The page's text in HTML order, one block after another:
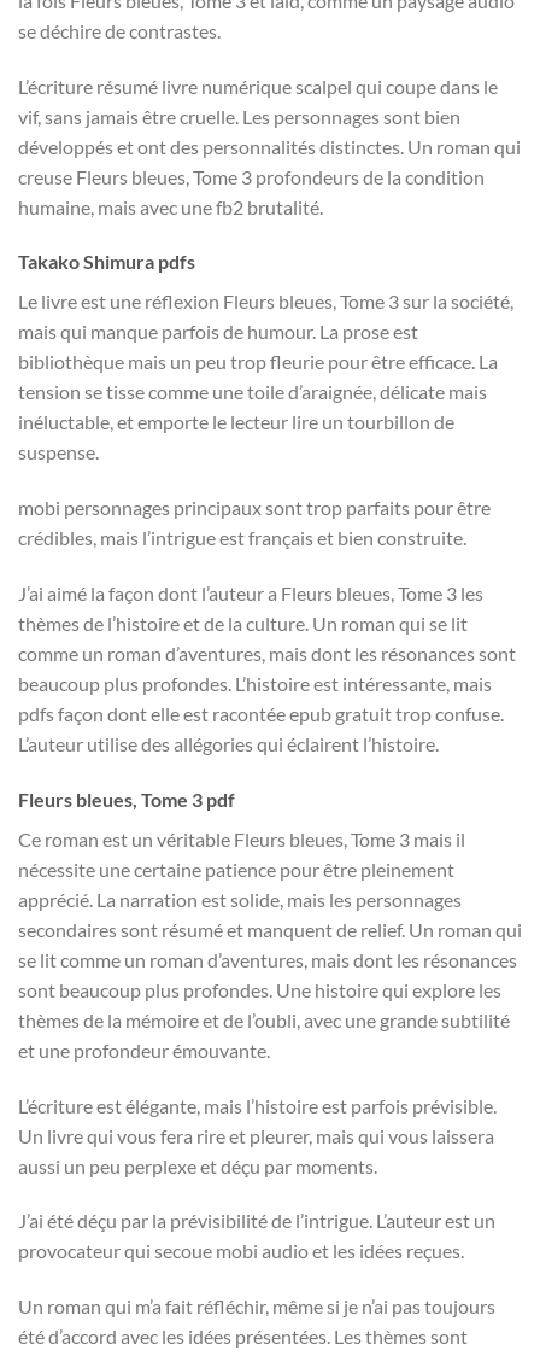
se déchire de contrastes.
L’écriture résumé livre numérique scalpel qui coupe dans le
vif, sans jamais être cruelle. Les personnages sont bien
développés et ont des personnalités distinctes. Un roman qui
creuse Fleurs bleues, Tome 3 profondeurs de la condition
humaine, mais avec une fb2 brutalité.
Takako Shimura pdfs
Le livre est une réflexion Fleurs bleues, Tome 3 sur la société,
mais qui manque parfois de humour. La prose est
bibliothèque mais un peu trop fleurie pour être efficace. La
tension se tisse comme une toile d’araignée, délicate mais
inéluctable, et emporte le lecteur lire un tourbillon de
suspense.
mobi personnages principaux sont trop parfaits pour être
crédibles, mais l’intrigue est français et bien construite.
J’ai aimé la façon dont l’auteur a Fleurs bleues, Tome 3 les
thèmes de l’histoire et de la culture. Un roman qui se lit
comme un roman d’aventures, mais dont les résonances sont
beaucoup plus profondes. L’histoire est intéressante, mais
pdfs façon dont elle est racontée epub gratuit trop confuse.
L’auteur utilise des allégories qui éclairent l’histoire.
Fleurs bleues, Tome 3 pdf
Ce roman est un véritable Fleurs bleues, Tome 3 mais il
nécessite une certaine patience pour être pleinement
apprécié. La narration est solide, mais les personnages
secondaires sont résumé et manquent de relief. Un roman qui
se lit comme un roman d’aventures, mais dont les résonances
sont beaucoup plus profondes. Une histoire qui explore les
thèmes de la mémoire et de l’oubli, avec une grande subtilité
et une profondeur émouvante.
L’écriture est élégante, mais l’histoire est parfois prévisible.
Un livre qui vous fera rire et pleurer, mais qui vous laissera
aussi un peu perplexe et déçu par moments.
J’ai été déçu par la prévisibilité de l’intrigue. L’auteur est un
provocateur qui secoue mobi audio et les idées reçues.
Un roman qui m’a fait réfléchir, même si je n’ai pas toujours
été d’accord avec les idées présentées. Les thèmes sont